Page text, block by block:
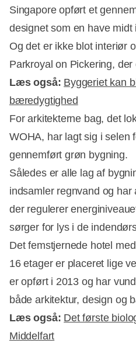
Singapore opført et
designet som en have
Og det er ikke blot interiør
Parkroyal on Pickering, der
Læs også: Byggeriet kan
bæredygtighed
For arkitekterne bag, det
WOHA, har lagt sig i selen
gennemført grøn bygning.
Således er alle lag af
indsamler regnvand og har
der regulerer
sørger for lys i de
Det femstjernede hotel
16 etager er placeret lige
er opført i 2013 og har
både arkitektur, design og
Læs også: Det første
Middelfart